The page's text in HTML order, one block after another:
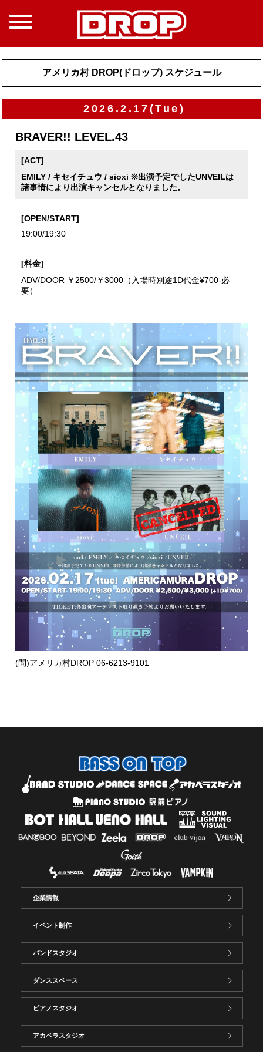
アメリカ村 DROP(ドロップ) スケジュール
2026.2.17(Tue)
BRAVER!! LEVEL.43
[ACT]
EMILY / キセイチュウ / sioxi ※出演予定でしたUNVEILは
諸事情により出演キャンセルとなりました。
[OPEN/START]
19:00/19:30
[料金]
ADV/DOOR ￥2500/￥3000（入場時別途1D代金¥700-必
要）
(問)アメリカ村DROP 06-6213-9101
企業情報
イベント制作
バンドスタジオ
ダンススペース
ピアノスタジオ
アカペラスタジオ